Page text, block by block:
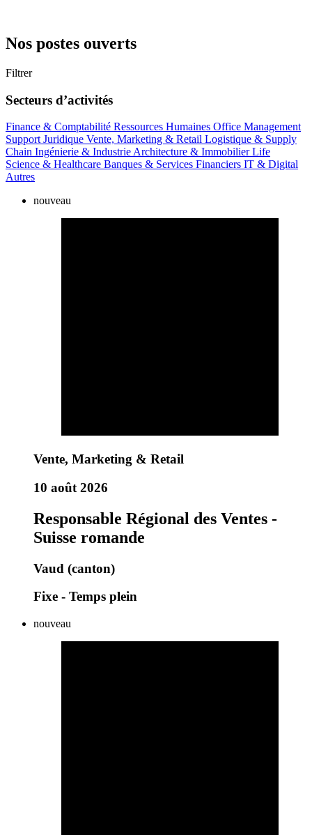
Nos postes ouverts
Filtrer
Secteurs d’activités
Finance & Comptabilité Ressources Humaines Office Management
SupportJuridique Vente, Marketing & Retail Logistique & Supply
Chain Ingénierie & IndustrieArchitecture & ImmobilierLife
Science & Healthcare Banques & Services Financiers IT & Digital
Autres
nouveau
Vente, Marketing & Retail
10 août 2026
Responsable Régional des Ventes -
Suisse romande
Vaud (canton)
Fixe - Temps plein
nouveau